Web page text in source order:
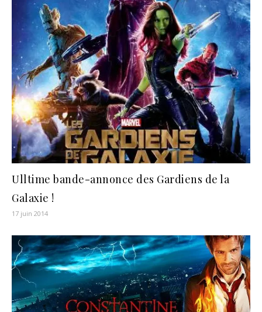
Ulltime bande-annonce des Gardiens de la
Galaxie !
17 juin 2014